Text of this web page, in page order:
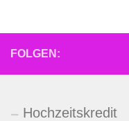
FOLGEN:
Hochzeitskredit